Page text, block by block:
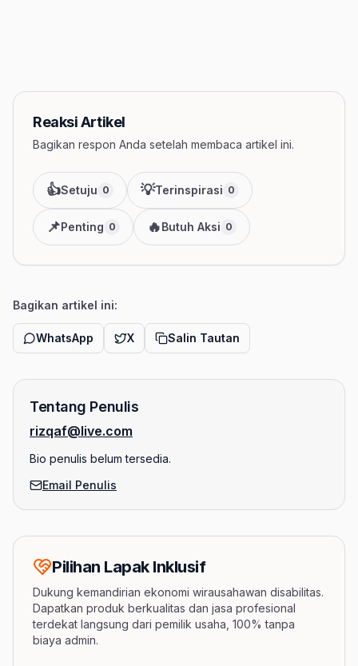
Reaksi Artikel
Bagikan respon Anda setelah membaca artikel ini.
👍Setuju 0 💡Terinspirasi 0
📌Penting 0 🔥Butuh Aksi 0
Bagikan artikel ini:
WhatsApp X Salin Tautan
Tentang Penulis
rizqaf@live.com
Bio penulis belum tersedia.
Email Penulis
Pilihan Lapak Inklusif
Dukung kemandirian ekonomi wirausahawan disabilitas.
Dapatkan produk berkualitas dan jasa profesional
terdekat langsung dari pemilik usaha, 100% tanpa
biaya admin.